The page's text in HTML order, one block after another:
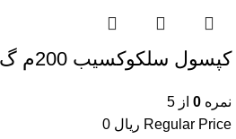
کپسول سلکوکسیب 200م گ 50ع (مهبان دارو)
نمره 0 از 5
Regular Price ریال